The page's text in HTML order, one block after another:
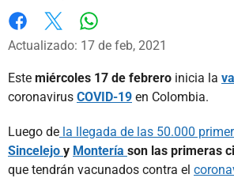
Facebook
X
Actualizado: 17 de feb, 2021
Este miércoles 17 de febrero inicia la
coronavirus COVID-19 en Colombia.
Luego de la llegada de las 50.000
Sincelejo y Montería son las primeras
que tendrán vacunados contra el